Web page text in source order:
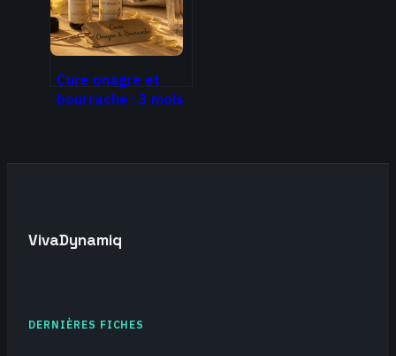
Cure onagre et
bourrache : 3 mois
VivaDynamiq
DERNIÈRES FICHES